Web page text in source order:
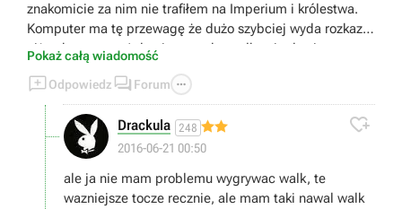
znakomicie za nim nie trafiłem na Imperium i królestwa.
Komputer ma tę przewagę że dużo szybciej wyda rozkazy
niż ty bez pauzy / ale nie marudzę, tylko ciągle się uczę
dla mnie bezapelacyjnie najlepszy total war.
Pokaż całą wiadomość
Odpowiedz  Forum 
Drackula 248
2016-06-21 00:50

ale ja nie mam problemu wygrywac walk, te
wazniejsze tocze recznie, ale mam taki nawal walk